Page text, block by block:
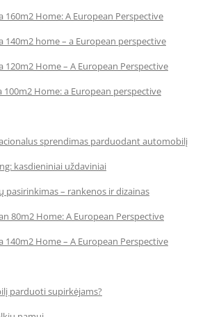
160m2 Home: A European Perspective
140m2 home – a European perspective
120m2 Home – A European Perspective
100m2 Home: a European perspective
sprendimas parduodant automobilį
kasdieniniai uždaviniai
pasirinkimas – rankenos ir dizainas
80m2 Home: A European Perspective
140m2 Home – A European Perspective
parduoti supirkėjams?